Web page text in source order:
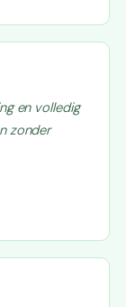
en volledig
zonder